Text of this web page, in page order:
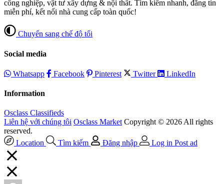
công nghiệp, vật tư xây dựng & nội thất. Tìm kiếm nhanh, đăng tin
miễn phí, kết nối nhà cung cấp toàn quốc!
Chuyển sang chế độ tối
Social media
Whatsapp Facebook Pinterest Twitter LinkedIn
Information
Osclass Classifieds
Liên hệ với chúng tôi Osclass Market Copyright © 2026 All rights
reserved.
Location
Tìm kiếm Đăng nhập Log in Post ad